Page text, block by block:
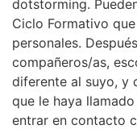
dotstorming.
Ciclo Formativo
personales.
compañeros/as,
diferente al suyo, y
que le haya
entrar en contacto